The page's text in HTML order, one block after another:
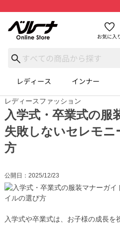
お気に入
レディース インナー
レディースファッション
入学式・卒業式の服
失敗しないセレモ
方
公開日：2025/12/23
入学式や卒業式は、お子様の成長を